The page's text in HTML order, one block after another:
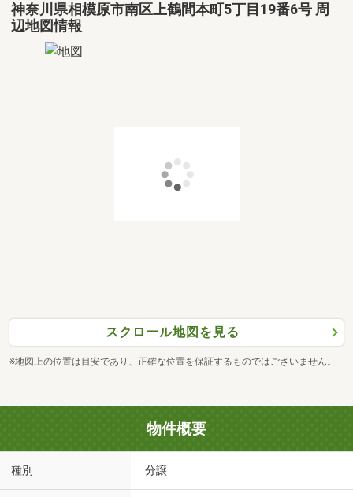
神奈川県相模原市南区上鶴間本町5丁目19番6号 周
辺地図情報
スクロール地図を見る
※地図上の位置は目安であり、正確な位置を保証するものではございません。
物件概要
種別 分譲